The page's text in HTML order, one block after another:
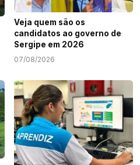
Veja quem são os
candidatos ao governo de
Sergipe em 2026
07/08/2026